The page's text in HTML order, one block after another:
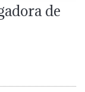
de